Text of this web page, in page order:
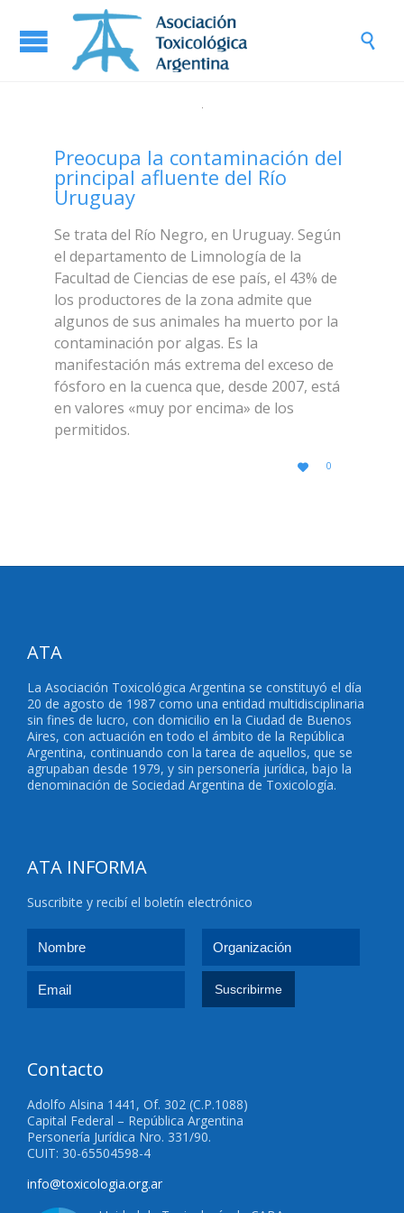

Preocupa la contaminación del
principal afluente del Río
Uruguay
Se trata del Río Negro, en Uruguay. Según
el departamento de Limnología de la
Facultad de Ciencias de ese país, el 43% de
los productores de la zona admite que
algunos de sus animales ha muerto por la
contaminación por algas. Es la
manifestación más extrema del exceso de
fósforo en la cuenca que, desde 2007, está
en valores «muy por encima» de los
permitidos.

LOVE
IT
0
ATA
La Asociación Toxicológica Argentina se constituyó el día
20 de agosto de 1987 como una entidad multidisciplinaria
sin fines de lucro, con domicilio en la Ciudad de Buenos
Aires, con actuación en todo el ámbito de la República
Argentina, continuando con la tarea de aquellos, que se
agrupaban desde 1979, y sin personería jurídica, bajo la
denominación de Sociedad Argentina de Toxicología.
ATA INFORMA
Suscribite y recibí el boletín electrónico
Contacto
Adolfo Alsina 1441, Of. 302 (C.P.1088)
Capital Federal – República Argentina
Personería Jurídica Nro. 331/90.
CUIT: 30-65504598-4
info@toxicologia.org.ar